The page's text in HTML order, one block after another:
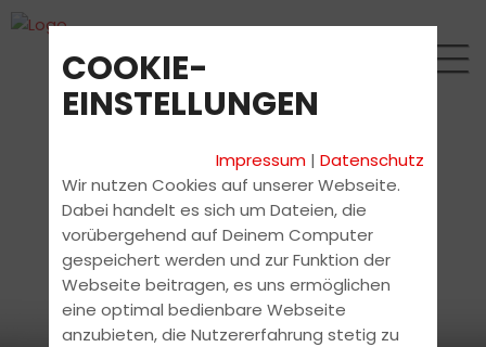
COOKIE-
EINSTELLUNGEN
Impressum |Datenschutz
Wir nutzen Cookies auf unserer Webseite.
Dabei handelt es sich um Dateien, die
vorübergehend auf Deinem Computer
gespeichert werden und zur Funktion der
Webseite beitragen, es uns ermöglichen
eine optimal bedienbare Webseite
anzubieten, die Nutzererfahrung stetig zu